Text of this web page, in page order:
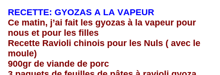
RECETTE: GYOZAS A LA VAPEUR
Ce matin, j’ai fait les gyozas à la vapeur pour
nous et pour les filles
Recette Ravioli chinois pour les Nuls ( avec le
moule)
900gr de viande de porc